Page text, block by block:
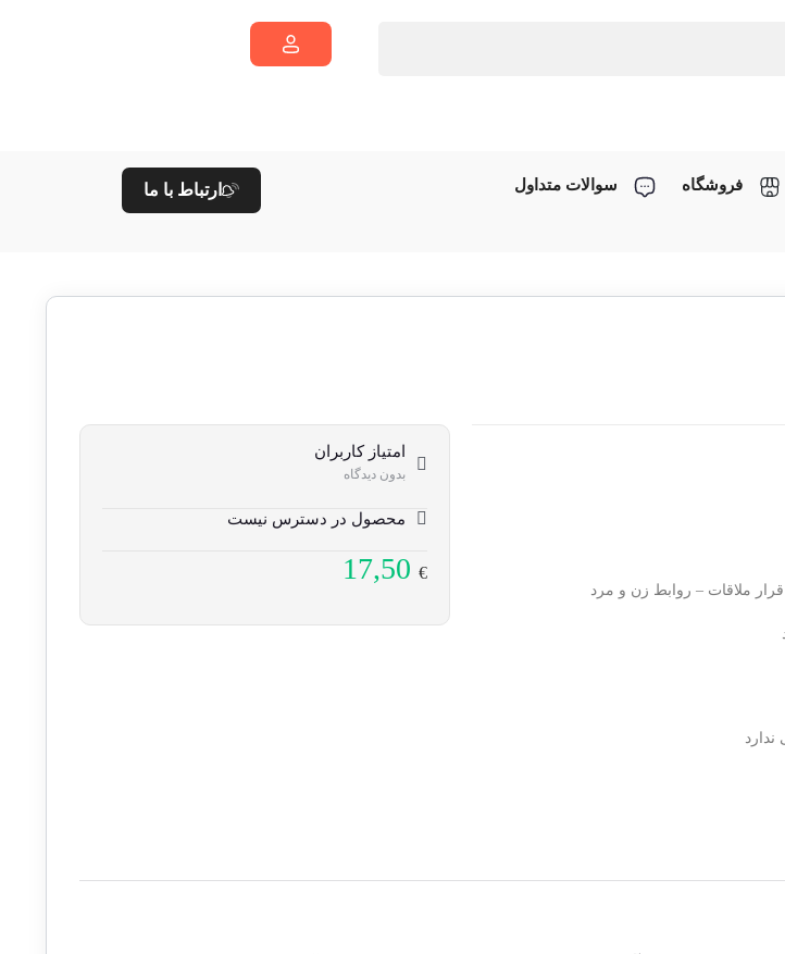
فروشگاه سوالات متداول ارتباط با ما
ملاقات – روابط زن و مرد
امتیاز کاربران
بدون دیدگاه
محصول در دسترس نیست
17,50€